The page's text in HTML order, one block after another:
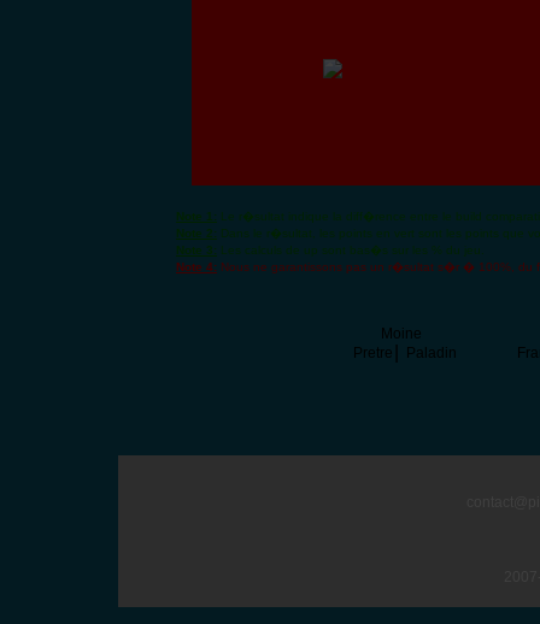
Note 1: Le r�sultat indique la diff�rence entre le build
Note 2: Dans le r�sultat, les points en vert sont les points que
Note 3: Les calculs de up sont bas�s sur les % du jeu.
Note 4: Nous ne garantissons pas un r�sultat s�r � 100%, du
Moine
Pretre
Paladin